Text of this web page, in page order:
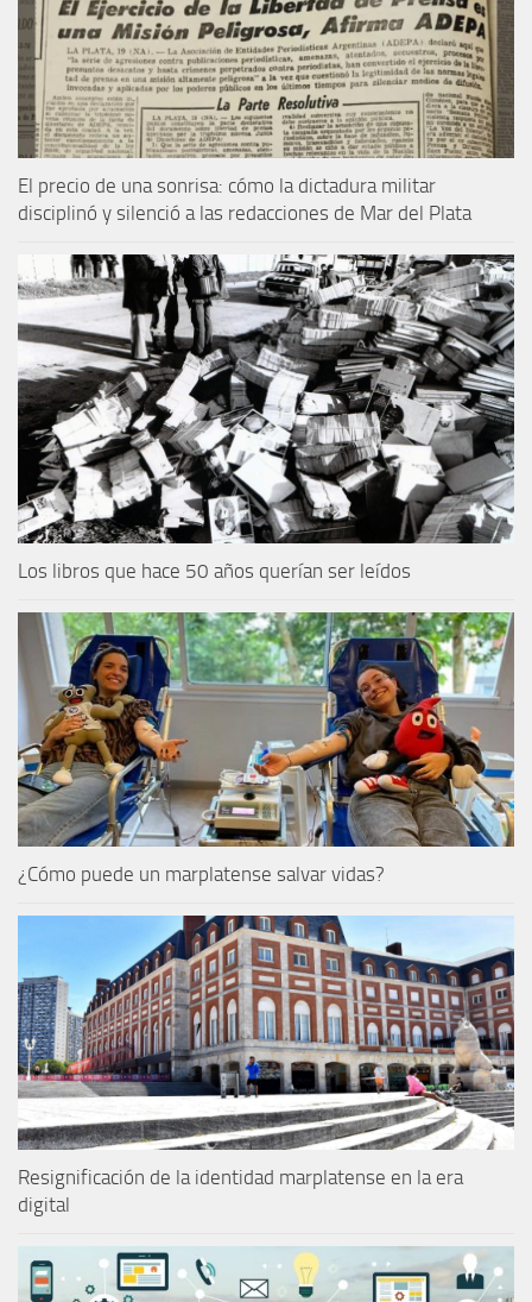
El precio de una sonrisa: cómo la dictadura militar
disciplinó y silenció a las redacciones de Mar del Plata
Los libros que hace 50 años querían ser leídos
¿Cómo puede un marplatense salvar vidas?
Resignificación de la identidad marplatense en la era
digital